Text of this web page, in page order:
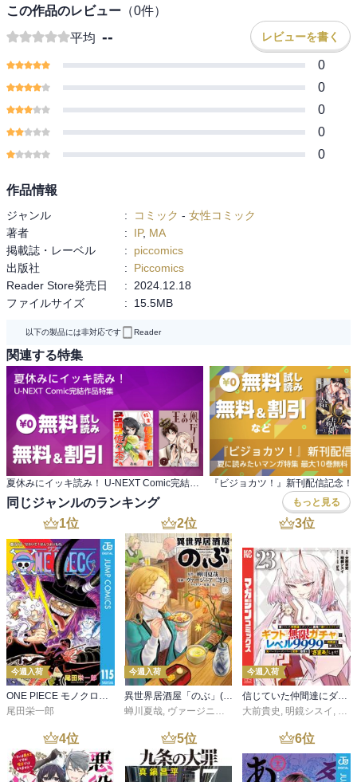
この作品のレビュー （0件）
平均 -- レビューを書く
0
0
0
0
0
作品情報
ジャンル : コミック - 女性コミック
著者
: IP, MA
掲載誌・レーベル
:
piccomics
出版社
:
Piccomics
Reader Store発売日
: 2024.12.18
ファイルサイズ
: 15.5MB
以下の製品には非対応です Reader
関連する特集
夏休みにイッキ読み！ U-NEXT Comic完結作品特集
同じジャンルのランキング もっと見る
1位
今週入荷
ONE PIECE モノクロ版 115
尾田栄一郎
2位
今週入荷
異世界居酒屋「のぶ」(22)
蝉川夏哉, ヴァージニア二等兵 ,転
3位
今週入荷
信じていた仲間達にダンジョン奥地で殺されかけたがギフト『無限ガチャ』でレベル９９９９の仲間達を手に入れて元パーティーメンバーと世界に復讐＆『ざまぁ！』します！（２３）
大前貴史 , 明鏡シスイ , ｔ
4位 5位 6位